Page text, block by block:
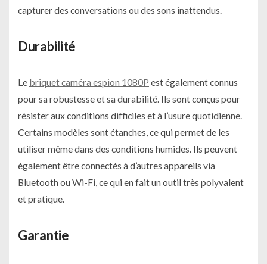
capturer des conversations ou des sons inattendus.
Durabilité
Le briquet caméra espion 1080P est également connus
pour sa robustesse et sa durabilité. Ils sont conçus pour
résister aux conditions difficiles et à l’usure quotidienne.
Certains modèles sont étanches, ce qui permet de les
utiliser même dans des conditions humides. Ils peuvent
également être connectés à d’autres appareils via
Bluetooth ou Wi-Fi, ce qui en fait un outil très polyvalent
et pratique.
Garantie